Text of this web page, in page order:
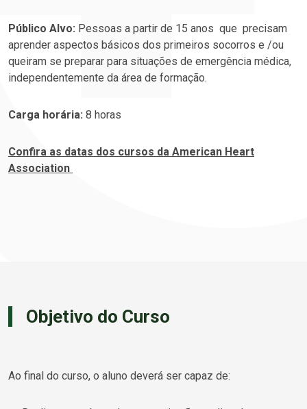
Público Alvo: Pessoas a partir de 15 anos que precisam
aprender aspectos básicos dos primeiros socorros e /ou
queiram se preparar para situações de emergência médica,
independentemente da área de formação.
Carga horária: 8 horas
Confira as datas dos cursos da American Heart
Association
Objetivo do Curso
Ao final do curso, o aluno deverá ser capaz de: